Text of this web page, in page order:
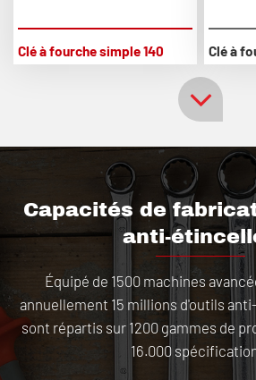
Clé à fourche simple 140 Clé à
Capacités de
anti-
Équipé de 1500 machines
annuellement 15 millions d'outils
sont répartis sur 1200 gammes de
16.000